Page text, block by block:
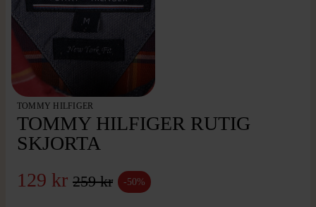
TOMMY HILFIGER
TOMMY HILFIGER RUTIG
SKJORTA
129 kr 259 kr -50%